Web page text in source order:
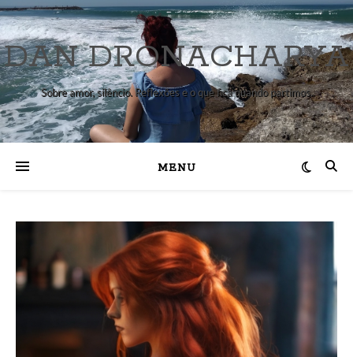
DAN DRONACHARYA
Sobre amor, silêncio. Reflexões e o que fica quando partimos.
MENU